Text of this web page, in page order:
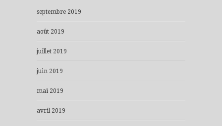
septembre 2019
août 2019
juillet 2019
juin 2019
mai 2019
avril 2019